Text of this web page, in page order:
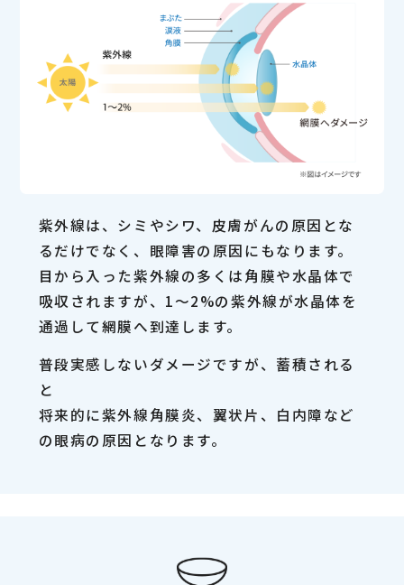
紫外線は、シミやシワ、皮膚がんの原因とな
るだけでなく、眼障害の原因にもなります。
目から入った紫外線の多くは角膜や水晶体で
吸収されますが、1〜2%の紫外線が水晶体を
通過して網膜へ到達します。
普段実感しないダメージですが、蓄積される
と
将来的に紫外線角膜炎、翼状片、白内障など
の眼病の原因となります。